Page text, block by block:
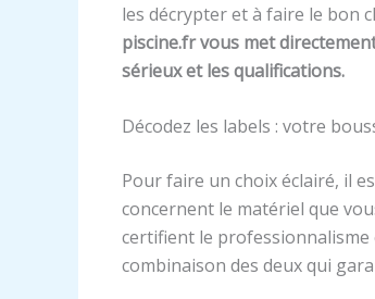
les décrypter et à faire le bon
piscine.fr vous met
sérieux et les qualifications.
Décodez les labels : votre
Pour faire un choix éclairé, il
concernent le matériel que
certifient le professionnalisme
combinaison des deux qui